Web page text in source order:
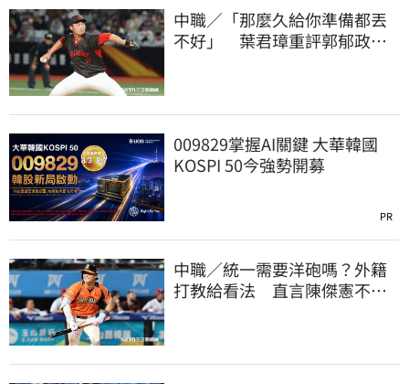
中職／「那麼久給你準備都丟
不好」 葉君璋重評郭郁政對
009829掌握AI關鍵 大華韓國
KOSPI 50今強勢開募
PR
中職／統一需要洋砲嗎？外籍
打教給看法 直言陳傑憲不能